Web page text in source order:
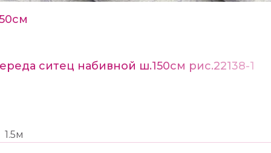
ситец набивной ш.150см рис.22138-1
1.5м